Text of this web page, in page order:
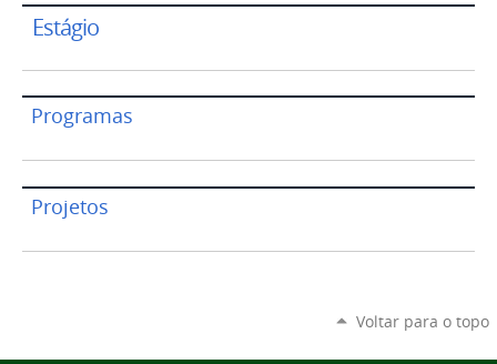
Estágio
Programas
Projetos
Voltar para o topo